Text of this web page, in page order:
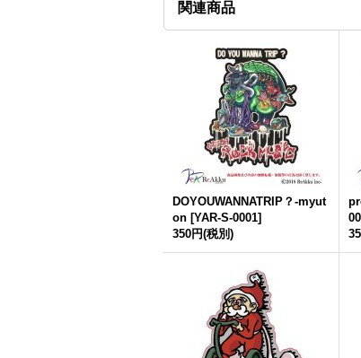
関連商品
DOYOUWANNATRIP？-myut
on [YAR-S-0001]
350円(税別)